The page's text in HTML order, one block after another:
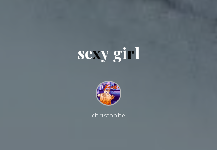
sexy girl
christophe